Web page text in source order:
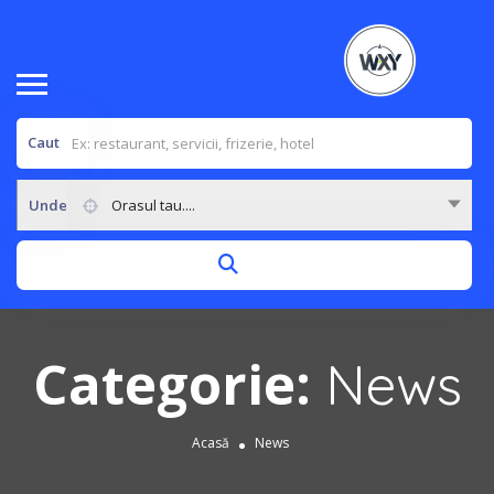
Caut
Unde Orasul tau....
Categorie: News
Acasă News